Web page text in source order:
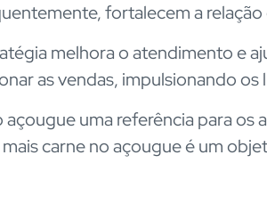
fortalecem a
melhora o atendimento e
as vendas, impulsionando os
açougue uma referência para os
carne no açougue é um